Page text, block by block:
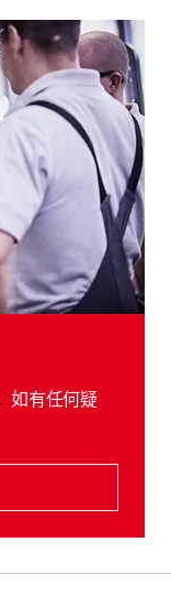
如有任何疑